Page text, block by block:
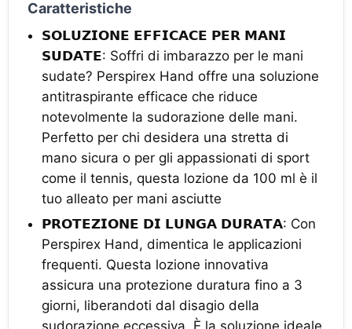
Caratteristiche
𝗦𝗢𝗟𝗨𝗭𝗜𝗢𝗡𝗘 𝗘𝗙𝗙𝗜𝗖𝗔𝗖𝗘 𝗣𝗘𝗥 𝗠𝗔𝗡𝗜
𝗦𝗨𝗗𝗔𝗧𝗘: Soffri di imbarazzo per le mani
sudate? Perspirex Hand offre una soluzione
antitraspirante efficace che riduce
notevolmente la sudorazione delle mani.
Perfetto per chi desidera una stretta di
mano sicura o per gli appassionati di sport
come il tennis, questa lozione da 100 ml è il
tuo alleato per mani asciutte
𝗣𝗥𝗢𝗧𝗘𝗭𝗜𝗢𝗡𝗘 𝗗𝗜 𝗟𝗨𝗡𝗚𝗔 𝗗𝗨𝗥𝗔𝗧𝗔: Con
Perspirex Hand, dimentica le applicazioni
frequenti. Questa lozione innovativa
assicura una protezione duratura fino a 3
giorni, liberandoti dal disagio della
sudorazione eccessiva. È la soluzione ideale